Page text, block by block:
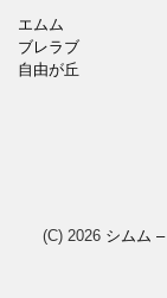
エムム
ブレラブ
自由が丘
(C) 2026 シムム